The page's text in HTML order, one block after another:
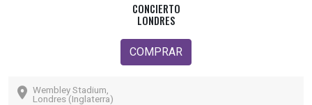
CONCIERTO
LONDRES
COMPRAR
Wembley Stadium,
Londres (Inglaterra)